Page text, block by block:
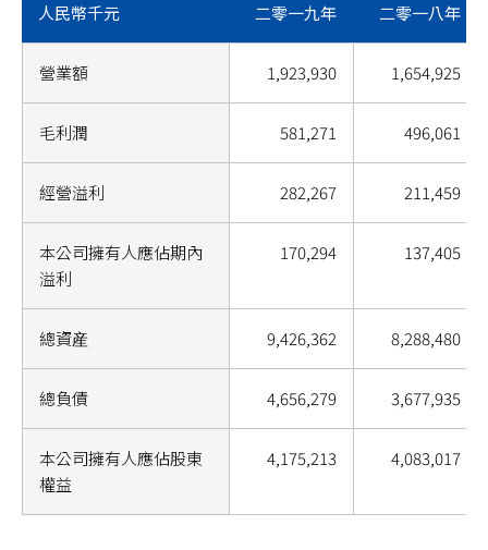
人民幣千元 二零一九年 二零一八年
營業額 1,923,930 1,654,925
毛利潤 581,271 496,061
經營溢利 282,267 211,459
本公司擁有人應佔期內
溢利
170,294 137,405
總資産 9,426,362 8,288,480
總負債 4,656,279 3,677,935
本公司擁有人應佔股東
權益
4,175,213 4,083,017